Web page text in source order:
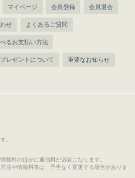
マイページ 会員登録 会員退会
せ よくあるご質問
るお支払い方法
プレゼントについて 重要なお知らせ
。
報料のほかに通信料が必要になります。
法や情報料等は、予告なく変更する場合がありま